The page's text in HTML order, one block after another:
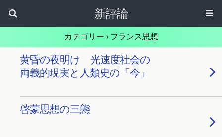
新評論
カテゴリー › フランス思想
黄昏の夜明け 光速度社会の
両義的現実と人類史の「今」
啓蒙思想の三態